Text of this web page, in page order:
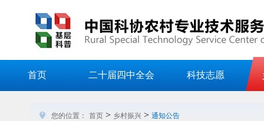
首页 二十届四中全会 科技志愿
您的位置： 首页 > 乡村振兴 > 通知公告